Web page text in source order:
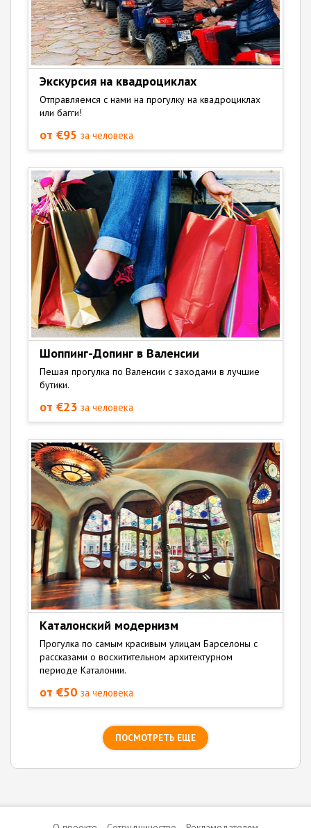
Экскурсия на квадроциклах
Отправляемся с нами на прогулку на квадроциклах
или багги!
от €95 за человека
Шоппинг-Допинг в Валенсии
Пешая прогулка по Валенсии с заходами в лучшие
бутики.
от €23 за человека
Каталонский модернизм
Прогулка по самым красивым улицам Барселоны с
рассказами о восхитительном архитектурном
периоде Каталонии.
от €50 за человека
ПОСМОТРЕТЬ ЕЩЕ